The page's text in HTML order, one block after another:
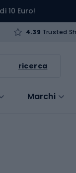
10 Euro!
4.39 Trusted
ricerca
Marchi